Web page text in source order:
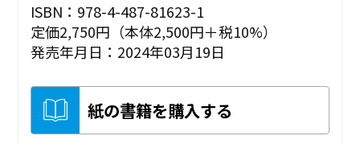
ISBN：978-4-487-81623-1
定価2,750円（本体2,500円＋税10%）
発売年月日：2024年03月19日
紙の書籍を購入する